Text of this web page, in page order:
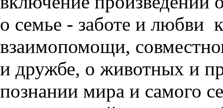
о семье - заботе и любви
взаимопомощи,
и дружбе, о животных и
познании мира и самого